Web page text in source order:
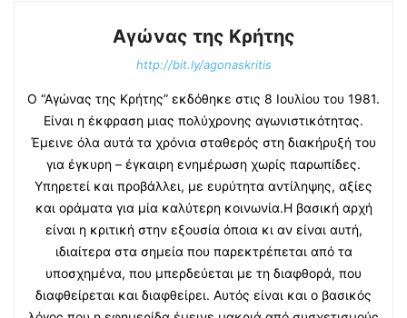
Αγώνας της Κρήτης
http://bit.ly/agonaskritis
Ο “Αγώνας της Κρήτης” εκδόθηκε στις 8 Ιουλίου του 1981.
Είναι η έκφραση μιας πολύχρονης αγωνιστικότητας.
Έμεινε όλα αυτά τα χρόνια σταθερός στη διακήρυξή του
για έγκυρη – έγκαιρη ενημέρωση χωρίς παρωπίδες.
Υπηρετεί και προβάλλει, με ευρύτητα αντίληψης, αξίες
και οράματα για μία καλύτερη κοινωνία.Η βασική αρχή
είναι η κριτική στην εξουσία όποια κι αν είναι αυτή,
ιδιαίτερα στα σημεία που παρεκτρέπεται από τα
υποσχημένα, που μπερδεύεται με τη διαφθορά, που
διαφθείρεται και διαφθείρει. Αυτός είναι και ο βασικός